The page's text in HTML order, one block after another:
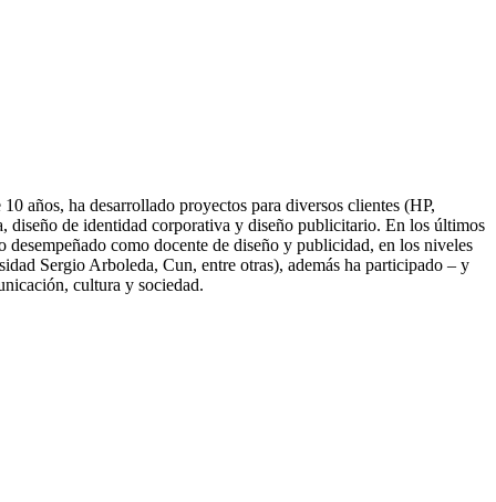
años, ha desarrollado proyectos para diversos clientes (HP,
de identidad corporativa y diseño publicitario. En los últimos
como docente de diseño y publicidad, en los niveles
Sergio Arboleda, Cun, entre otras), además ha participado – y
cultura y sociedad.